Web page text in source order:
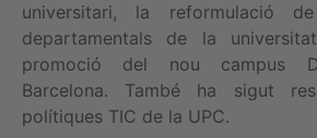
universitari, la reformulació
departamentals de la
promoció del nou campus
Barcelona. També ha sigut
polítiques TIC de la UPC.